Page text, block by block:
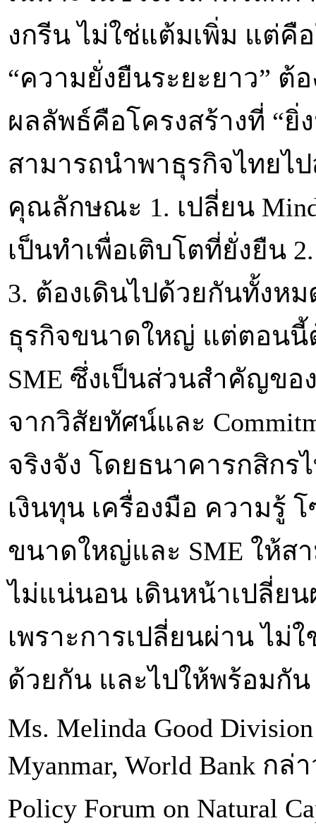
งกรีน ไม่ใช่แต้มเพิ่ม แต่คื
“ความยั่งยืนระยะยาว” ต้
ผลลัพธ์คือโครงสร้างที่ “ยิ่
สามารถนำพาธุรกิจไทยไ
คุณลักษณะ 1. เปลี่ยน
เป็นทำเพื่อเติบโตที่ยั่งยืน
3. ต้องเดินไปด้วยกันทั้งห
ธุรกิจขนาดใหญ่ แต่ตอนนี้ต้
SME ซึ่งเป็นส่วนสำคัญขอ
จากวิสัยทัศน์และ
จริงจัง โดยธนาคารกสิก
เงินทุน เครื่องมือ ความรู้
ขนาดใหญ่และ SME ให้ส
ไม่แน่นอน เดินหน้าเปลี่ย
เพราะการเปลี่ยนผ่าน ไม่
ด้วยกัน และไปให้พร้อมกัน
Ms. Melinda Good
Myanmar, World Bank ก
Policy Forum on Natural